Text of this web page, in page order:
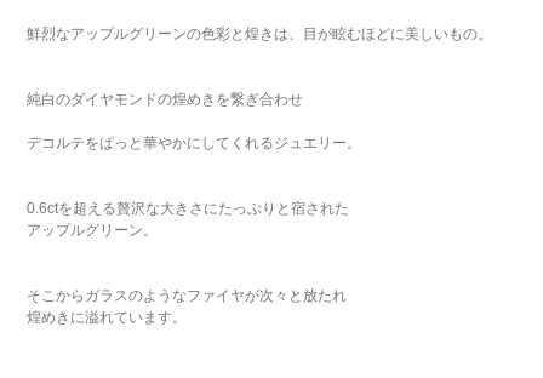
鮮烈なアップルグリーンの色彩と煌きは、目が眩むほどに美しいもの。
純白のダイヤモンドの煌めきを繋ぎ合わせ
デコルテをぱっと華やかにしてくれるジュエリー。
0.6ctを超える贅沢な大きさにたっぷりと宿された
アップルグリーン。
そこからガラスのようなファイヤが次々と放たれ
煌めきに溢れています。